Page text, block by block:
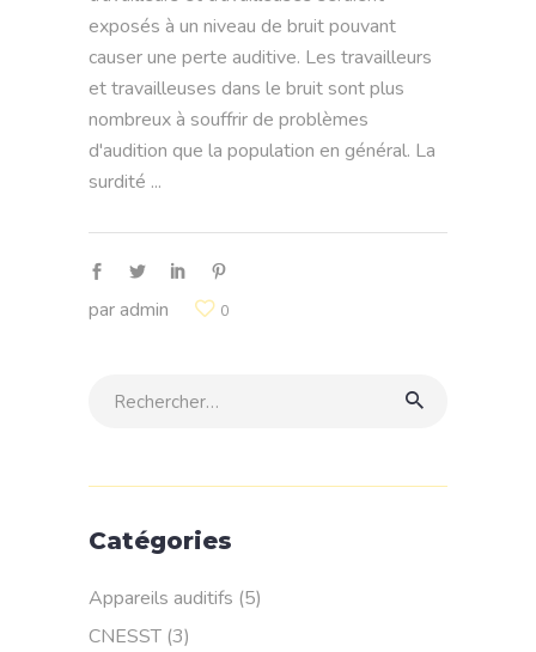
exposés à un niveau de bruit pouvant
causer une perte auditive. Les travailleurs
et travailleuses dans le bruit sont plus
nombreux à souffrir de problèmes
d'audition que la population en général. La
surdité
paradmin 0
Rechercher:
Catégories
Appareils auditifs (5)
CNESST (3)